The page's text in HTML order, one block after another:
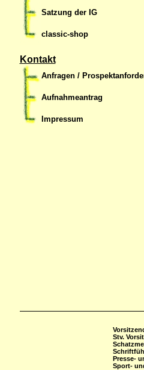
Satzung der IG
classic-shop
Kontakt
Anfragen /
Aufnahmeantrag
Impressum
Stv.
Presse-
Sport-